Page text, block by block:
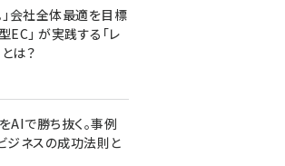
」会社全体最適を目標
EC」 が実践する「レ
は？
AIで勝ち抜く。事例
ジネスの成功法則と